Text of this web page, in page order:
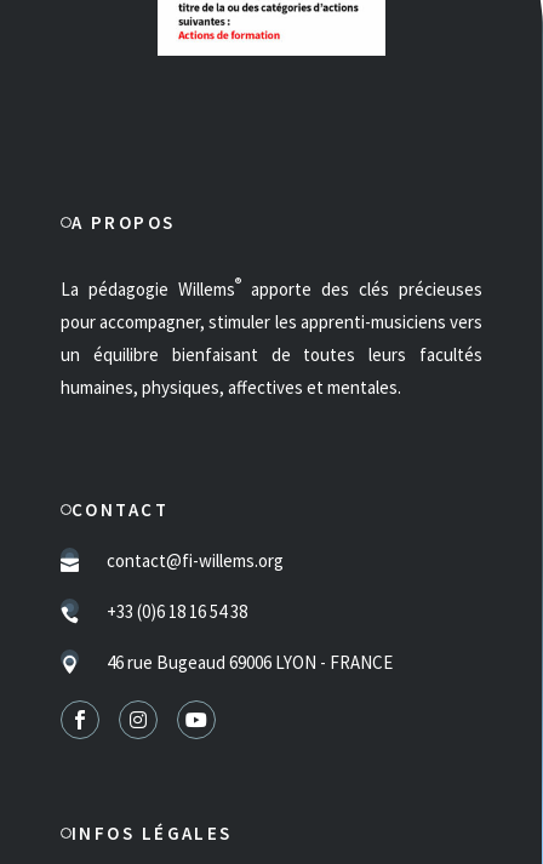
A PROPOS
La pédagogie Willems® apporte des clés précieuses
pour accompagner, stimuler les apprenti-musiciens vers
un équilibre bienfaisant de toutes leurs facultés
humaines, physiques, affectives et mentales.
CONTACT
contact@fi-willems.org
+33 (0)6 18 16 54 38
46 rue Bugeaud 69006 LYON - FRANCE
INFOS LÉGALES